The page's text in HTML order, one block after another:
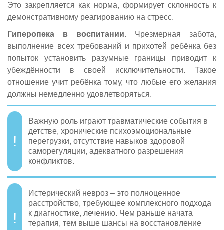
Это закрепляется как норма, формирует склонность к
демонстративному реагированию на стресс.
Гиперопека в воспитании. Чрезмерная забота,
выполнение всех требований и прихотей ребёнка без
попыток установить разумные границы приводит к
убеждённости в своей исключительности. Такое
отношение учит ребёнка тому, что любые его желания
должны немедленно удовлетворяться.
Важную роль играют травматические события в
детстве, хронические психоэмоциональные
перегрузки, отсутствие навыков здоровой
саморегуляции, адекватного разрешения
конфликтов.
Истерический невроз – это полноценное
расстройство, требующее комплексного подхода
к диагностике, лечению. Чем раньше начата
терапия, тем выше шансы на восстановление